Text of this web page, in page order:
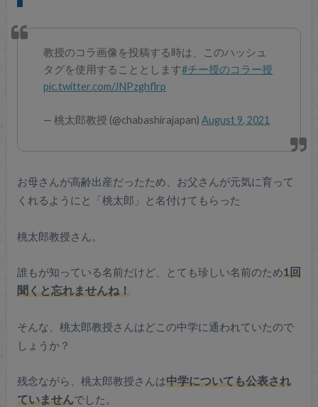
教授のコラ画像を投稿する時は、このハッシュ
タグを使用することとします#チー授のコラー授
pic.twitter.com/JNPzghflrp
— 桃太郎教授 (@chabashirajapan)August 9, 2021
お母さんが高齢出産だったため、お父さんが元気に育って
くれるようにと「桃太郎」と名付けてもらった
桃太郎教授さん。
誰もが知っている名前だけど、とても珍しい名前のため1回
聞くと忘れませんね！
そんな、桃太郎教授さんはどこの中学に通われていたので
しょうか？
残念ながら、桃太郎教授さんは中学についても公表され
ていませんでした。